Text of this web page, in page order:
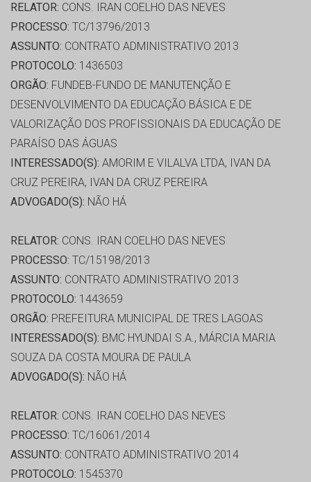
RELATOR: CONS. IRAN COELHO DAS NEVES
PROCESSO: TC/13796/2013
ASSUNTO: CONTRATO ADMINISTRATIVO 2013
PROTOCOLO: 1436503
ORGÃO: FUNDEB-FUNDO DE MANUTENÇÃO E
DESENVOLVIMENTO DA EDUCAÇÃO BÁSICA E DE
VALORIZAÇÃO DOS PROFISSIONAIS DA EDUCAÇÃO DE
PARAÍSO DAS ÁGUAS
INTERESSADO(S): AMORIM E VILALVA LTDA, IVAN DA
CRUZ PEREIRA, IVAN DA CRUZ PEREIRA
ADVOGADO(S): NÃO HÁ
RELATOR: CONS. IRAN COELHO DAS NEVES
PROCESSO: TC/15198/2013
ASSUNTO: CONTRATO ADMINISTRATIVO 2013
PROTOCOLO: 1443659
ORGÃO: PREFEITURA MUNICIPAL DE TRES LAGOAS
INTERESSADO(S): BMC HYUNDAI S.A., MÁRCIA MARIA
SOUZA DA COSTA MOURA DE PAULA
ADVOGADO(S): NÃO HÁ
RELATOR: CONS. IRAN COELHO DAS NEVES
PROCESSO: TC/16061/2014
ASSUNTO: CONTRATO ADMINISTRATIVO 2014
PROTOCOLO: 1545370